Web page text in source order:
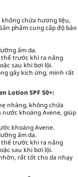
không chứa hương liệu,
phẩm cung cấp độ bảo
ẩm da.
thể trước khi ra nắng
sau khi bơi lội.
gây kích ứng, mình rất
Lotion SPF 50+:
nhàng, không chứa
nước khoáng Avene, giúp
khoáng Avene.
ẩm da.
thể trước khi ra nắng
sau khi bơi lội.
rất tốt cho da nhạy